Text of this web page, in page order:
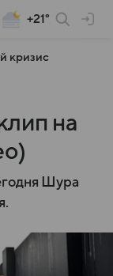
+21°
кризис
на
Шура